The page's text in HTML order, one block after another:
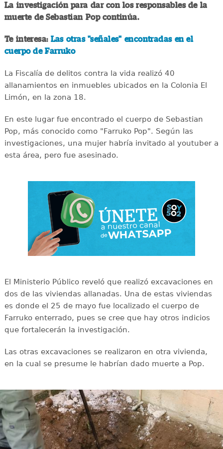
La investigación para dar con los responsables de la
muerte de Sebastian Pop continúa.
Te interesa: Las otras "señales" encontradas en el
cuerpo de Farruko
La Fiscalía de delitos contra la vida realizó 40
allanamientos en inmuebles ubicados en la Colonia El
Limón, en la zona 18.
En este lugar fue encontrado el cuerpo de Sebastian
Pop, más conocido como "Farruko Pop". Según las
investigaciones, una mujer habría invitado al youtuber a
esta área, pero fue asesinado.
El Ministerio Público reveló que realizó excavaciones en
dos de las viviendas allanadas. Una de estas viviendas
es donde el 25 de mayo fue localizado el cuerpo de
Farruko enterrado, pues se cree que hay otros indicios
que fortalecerán la investigación.
Las otras excavaciones se realizaron en otra vivienda,
en la cual se presume le habrían dado muerte a Pop.